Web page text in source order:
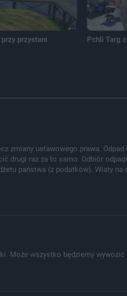
przystani Pchli Targ
zmiany ustawowego prawa.
drugi raz za to samo. Odbiór
państwa (z podatków). Wiaty
Może wszystko będziemy